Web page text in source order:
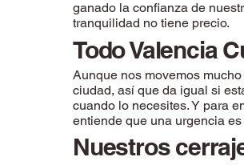
ganado la confianza de
tranquilidad no tiene precio.
Todo Valencia
Aunque nos movemos
ciudad, así que da igual si
cuando lo necesites. Y para
entiende que una urgencia
Nuestros